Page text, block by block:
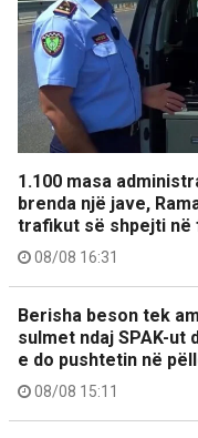
1.100 masa
brenda një jave,
trafikut së shpejti në
08/08 16:31
Berisha beson tek
sulmet ndaj SPAK-
e do pushtetin në
08/08 15:11